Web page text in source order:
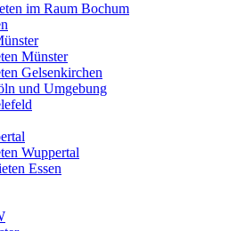
im Raum Bochum
Münster
Gelsenkirchen
und Umgebung
Wuppertal
Essen